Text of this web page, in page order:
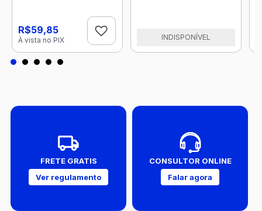
R$59,85
À vista no PIX INDISPONÍVEL
FRETE GRATIS
Ver regulamento
CONSULTOR ONLINE
Falar agora